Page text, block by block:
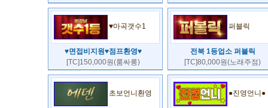
♥마곡갯수1
♥면접비지원♥점프환영♥
[TC]150,000원(룸싸롱)
퍼블릭
전북 1등업소 퍼블릭
[TC]80,000원(노래주점)
초보언니환영 ●진영언니●